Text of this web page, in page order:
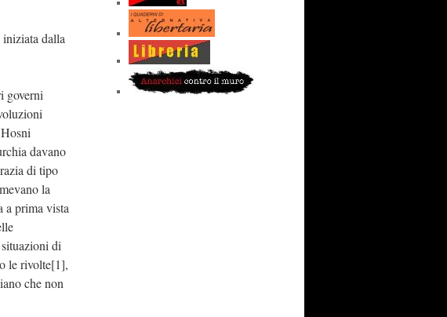
dalla
governi
davano
di tipo
la
a prima vista
di
le rivolte[1],
che non